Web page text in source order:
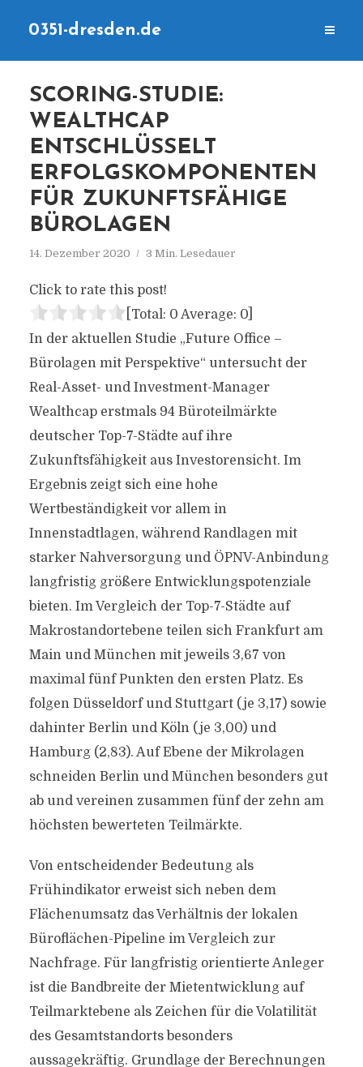
0351-dresden.de
SCORING-STUDIE:
WEALTHCAP
ENTSCHLÜSSELT
ERFOLGSKOMPONENTEN
FÜR ZUKUNFTSFÄHIGE
BÜROLAGEN
14. Dezember 2020 3 Min. Lesedauer
Click to rate this post!
[Total: 0 Average: 0]
In der aktuellen Studie „Future Office –
Bürolagen mit Perspektive“ untersucht der
Real-Asset- und Investment-Manager
Wealthcap erstmals 94 Büroteilmärkte
deutscher Top-7-Städte auf ihre
Zukunftsfähigkeit aus Investorensicht. Im
Ergebnis zeigt sich eine hohe
Wertbeständigkeit vor allem in
Innenstadtlagen, während Randlagen mit
starker Nahversorgung und ÖPNV-Anbindung
langfristig größere Entwicklungspotenziale
bieten. Im Vergleich der Top-7-Städte auf
Makrostandortebene teilen sich Frankfurt am
Main und München mit jeweils 3,67 von
maximal fünf Punkten den ersten Platz. Es
folgen Düsseldorf und Stuttgart (je 3,17) sowie
dahinter Berlin und Köln (je 3,00) und
Hamburg (2,83). Auf Ebene der Mikrolagen
schneiden Berlin und München besonders gut
ab und vereinen zusammen fünf der zehn am
höchsten bewerteten Teilmärkte.
Von entscheidender Bedeutung als
Frühindikator erweist sich neben dem
Flächenumsatz das Verhältnis der lokalen
Büroflächen-Pipeline im Vergleich zur
Nachfrage. Für langfristig orientierte Anleger
ist die Bandbreite der Mietentwicklung auf
Teilmarktebene als Zeichen für die Volatilität
des Gesamtstandorts besonders
aussagekräftig. Grundlage der Berechnungen